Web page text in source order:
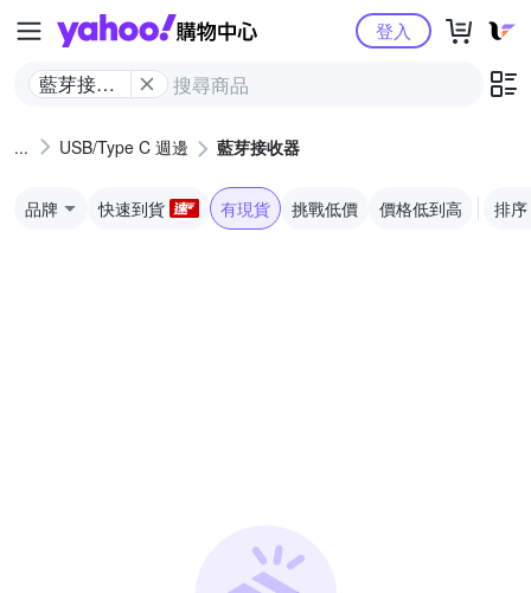
Yahoo購物中心
藍芽接收
登入
USB/Type C 週邊 藍芽接收器
品牌 快速到貨 有現貨 挑戰低價 價格低到高 排序